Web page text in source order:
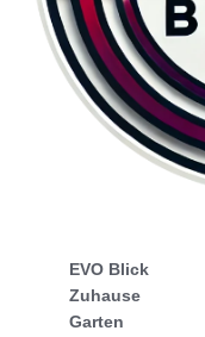
EVO Blick
Zuhause
Garten